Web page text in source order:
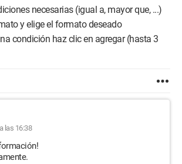
necesarias (igual a, mayor que, ...)
y elige el formato deseado
condición haz clic en agregar (hasta 3
las 16:38